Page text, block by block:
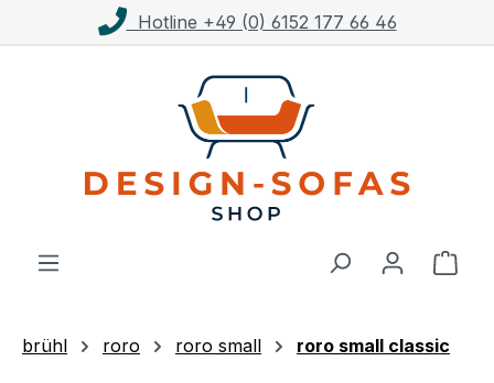
Zum Hauptinhalt springenKostenloser Versand ab 1.000€**
brühl roro roro small roro small classic